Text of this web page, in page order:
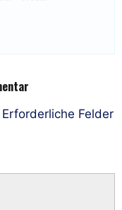
Erforderliche Felder